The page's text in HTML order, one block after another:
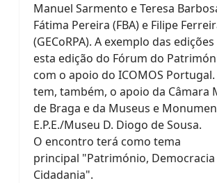
Manuel Sarmento e Teresa
Fátima Pereira (FBA) e Filipe
(GECoRPA). A exemplo das
esta edição do Fórum do
com o apoio do ICOMOS Portugal.
tem, também, o apoio da Câmara
de Braga e da Museus e
E.P.E./Museu D. Diogo de Sousa.
O encontro terá como tema
principal "Património, Democracia
Cidadania".